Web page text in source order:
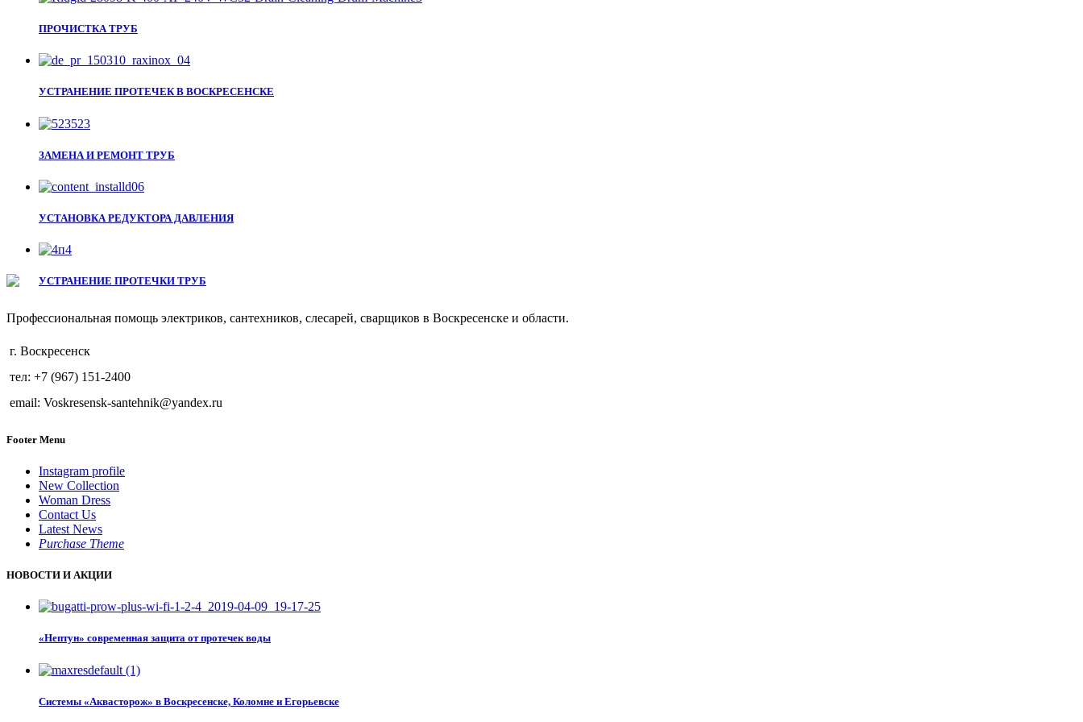
ПРОЧИСТКА ТРУБ
УСТРАНЕНИЕ ПРОТЕЧЕК В ВОСКРЕСЕНСКЕ
ЗАМЕНА И РЕМОНТ ТРУБ
УСТАНОВКА РЕДУКТОРА ДАВЛЕНИЯ
УСТРАНЕНИЕ ПРОТЕЧКИ ТРУБ
Профессиональная помощь электриков, сантехников, слесарей, сварщиков в Воскресенске и области.
г. Воскресенск
тел: +7 (967) 151-2400
email: Voskresensk-santehnik@yandex.ru
Footer Menu
Instagram profile
New Collection
Woman Dress
Contact Us
Latest News
Purchase Theme
НОВОСТИ И АКЦИИ
«Нептун» современная защита от протечек воды
Системы «Аквасторож» в Воскресенске, Коломне и Егорьевске